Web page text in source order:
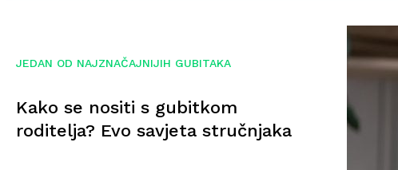
JEDAN OD NAJZNAČAJNIJIH GUBITAKA
Kako se nositi s gubitkom
roditelja? Evo savjeta stručnjaka